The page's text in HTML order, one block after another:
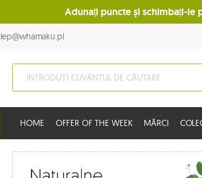
Adunați puncte și schimbați-le
HOME OFFER OF THE WEEK MĂRCI